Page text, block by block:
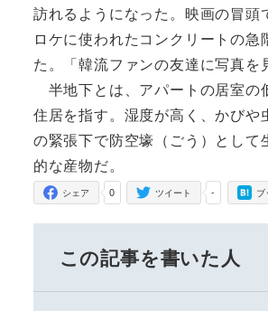
訪れるようになった。映画の冒頭
ロケに使われたコンクリートの
た。「韓流ファンの友達に写真を
半地下とは、アパートの居室の
住居を指す。湿度が高く、かび
の緊張下で防空壕（ごう）とし
的な産物だ。
0
シェア -
ツイート ブ
この記事を書いた人